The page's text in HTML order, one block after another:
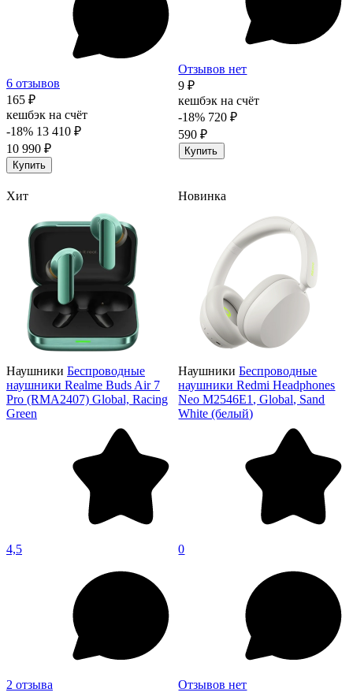
6 отзывов
165 ₽
кешбэк на счёт
-18% 13 410 ₽
10 990 ₽
Купить
Отзывов нет
9 ₽
кешбэк на счёт
-18% 720 ₽
590 ₽
Купить
Хит
Наушники Беспроводные
наушники Realme Buds Air 7
Pro (RMA2407) Global, Racing
Green
4,5
2 отзыва
Новинка
Наушники Беспроводные
наушники Redmi Headphones
Neo M2546E1, Global, Sand
White (белый)
0
Отзывов нет